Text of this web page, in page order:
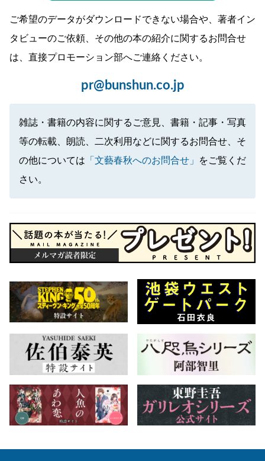
ご希望のデータがダウンロードできない場合や、著者イン
タビューのご依頼、その他の本の紹介に関するお問合せ
は、直接プロモーション部へご連絡ください。
pr@bunshun.co.jp
雑誌・書籍の内容に関するご意見、書籍・記事・写真
等の転載、朗読、二次利用などに関するお問合せ、そ
の他については 「文藝春秋へのお問合せ」
をご覧くだ
さい。